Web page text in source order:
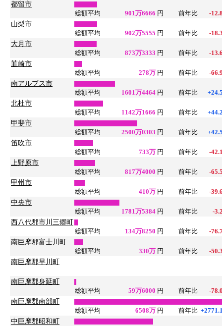
都留市
総額平均
901万6666 円 前年比
-
山梨市
総額平均
902万5555 円 前年比
-
大月市
総額平均
873万3333 円 前年比
-
韮崎市
総額平均
278万 円 前年比
-
南アルプス市
総額平均
1601万4464 円 前年比
北杜市
総額平均
1142万1666 円 前年比
甲斐市
総額平均
2500万0303 円 前年比
笛吹市
総額平均
733万 円 前年比
-
上野原市
総額平均
817万4000 円 前年比
-
甲州市
総額平均
410万 円 前年比
-
中央市
総額平均
1781万5384 円 前年比
-
西八代郡市川三郷町
総額平均
134万8250 円 前年比
-
南巨摩郡富士川町
総額平均
330万 円 前年比
-
南巨摩郡早川町
南巨摩郡身延町
総額平均
59万6000 円 前年比
-
南巨摩郡南部町
総額平均
6508万 円 前年比
中巨摩郡昭和町